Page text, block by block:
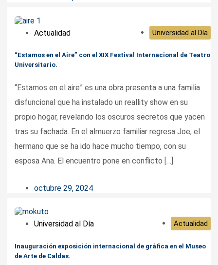
Actualidad Universidad al Día
“Estamos en el Aire” con el XIX Festival Internacional de Teatro
Universitario.
“Estamos en el aire” es una obra presenta a una familia
disfuncional que ha instalado un reallity show en su
propio hogar, revelando los oscuros secretos que yacen
tras su fachada. En el almuerzo familiar regresa Joe, el
hermano que se ha ido hace mucho tiempo, con su
esposa Ana. El encuentro pone en conflicto […]
octubre 29, 2024
Universidad al Día Actualidad
Inauguración exposición internacional de gráfica en el Museo
de Arte de Caldas.